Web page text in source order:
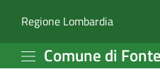
Argomenti
Regione Lombardia(apre in
Comune di